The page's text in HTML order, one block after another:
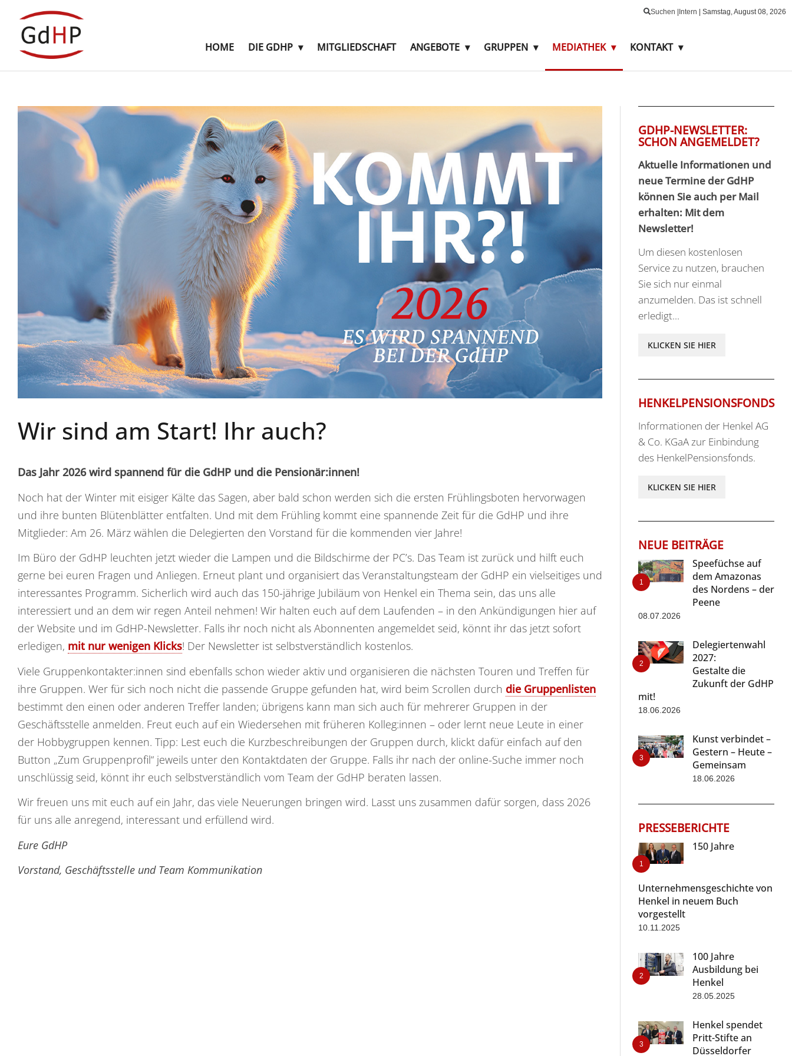
Suchen Intern Samstag,August08, 2026
HOME DIE GDHP MITGLIEDSCHAFT ANGEBOTE GRUPPEN MEDIATHEK KONTAKT
Wir sind am Start! Ihr auch?
Das Jahr 2026 wird spannend für die GdHP und die Pensionär:innen!
Noch hat der Winter mit eisiger Kälte das Sagen, aber bald schon werden sich die ersten Frühlingsboten hervorwagen
und ihre bunten Blütenblätter entfalten. Und mit dem Frühling kommt eine spannende Zeit für die GdHP und ihre
Mitglieder: Am 26. März wählen die Delegierten den Vorstand für die kommenden vier Jahre!
Im Büro der GdHP leuchten jetzt wieder die Lampen und die Bildschirme der PC’s. Das Team ist zurück und hilft euch
gerne bei euren Fragen und Anliegen. Erneut plant und organisiert das Veranstaltungsteam der GdHP ein vielseitiges und
interessantes Programm. Sicherlich wird auch das 150-jährige Jubiläum von Henkel ein Thema sein, das uns alle
interessiert und an dem wir regen Anteil nehmen! Wir halten euch auf dem Laufenden – in den Ankündigungen hier auf
der Website und im GdHP-Newsletter. Falls ihr noch nicht als Abonnenten angemeldet seid, könnt ihr das jetzt sofort
erledigen, mit nur wenigen Klicks! Der Newsletter ist selbstverständlich kostenlos.
Viele Gruppenkontakter:innen sind ebenfalls schon wieder aktiv und organisieren die nächsten Touren und Treffen für
ihre Gruppen. Wer für sich noch nicht die passende Gruppe gefunden hat, wird beim Scrollen durch die Gruppenlisten
bestimmt den einen oder anderen Treffer landen; übrigens kann man sich auch für mehrerer Gruppen in der
Geschäftsstelle anmelden. Freut euch auf ein Wiedersehen mit früheren Kolleg:innen – oder lernt neue Leute in einer
der Hobbygruppen kennen. Tipp: Lest euch die Kurzbeschreibungen der Gruppen durch, klickt dafür einfach auf den
Button „Zum Gruppenprofil“ jeweils unter den Kontaktdaten der Gruppe. Falls ihr nach der online-Suche immer noch
unschlüssig seid, könnt ihr euch selbstverständlich vom Team der GdHP beraten lassen.
Wir freuen uns mit euch auf ein Jahr, das viele Neuerungen bringen wird. Lasst uns zusammen dafür sorgen, dass 2026
für uns alle anregend, interessant und erfüllend wird.
Eure GdHP
Vorstand, Geschäftsstelle und Team Kommunikation
GDHP-NEWSLETTER:
SCHON ANGEMELDET?
Aktuelle Informationen und
neue Termine der GdHP
können Sie auch per Mail
erhalten: Mit dem
Newsletter!
Um diesen kostenlosen
Service zu nutzen, brauchen
Sie sich nur einmal
anzumelden. Das ist schnell
erledigt...
KLICKEN SIE HIER
HENKELPENSIONSFONDS
Informationen der Henkel AG
& Co. KGaA zur Einbindung
des HenkelPensionsfonds.
KLICKEN SIE HIER
NEUE BEITRÄGE
Speefüchse auf
dem Amazonas
des Nordens – der
Peene
08.07.2026
Delegiertenwahl
2027:
Gestalte die
Zukunft der GdHP
mit!
18.06.2026
Kunst verbindet –
Gestern – Heute –
Gemeinsam
18.06.2026
PRESSEBERICHTE
150 Jahre
Unternehmensgeschichte von
Henkel in neuem Buch
vorgestellt
10.11.2025
100 Jahre
Ausbildung bei
Henkel
28.05.2025
Henkel spendet
Pritt-Stifte an
Düsseldorfer